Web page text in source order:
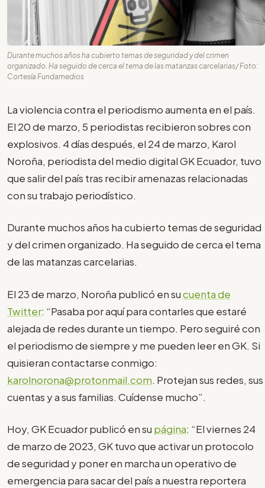
Durante muchos años ha cubierto temas de seguridad y del crimen
organizado. Ha seguido de cerca el tema de las matanzas carcelarias/ Foto:
Cortesía Fundamedios
La violencia contra el periodismo aumenta en el país.
El 20 de marzo, 5 periodistas recibieron sobres con
explosivos. 4 días después, el 24 de marzo, Karol
Noroña, periodista del medio digital GK Ecuador, tuvo
que salir del país tras recibir amenazas relacionadas
con su trabajo periodístico.
Durante muchos años ha cubierto temas de seguridad
y del crimen organizado. Ha seguido de cerca el tema
de las matanzas carcelarias.
El 23 de marzo, Noroña publicó en sucuenta de
Twitter: “Pasaba por aquí para contarles que estaré
alejada de redes durante un tiempo. Pero seguiré con
el periodismo de siempre y me pueden leer en GK. Si
quisieran contactarse conmigo:
karolnorona@protonmail.com. Protejan sus redes, sus
cuentas y a sus familias. Cuídense mucho”.
Hoy, GK Ecuador publicó en su página: “El viernes 24
de marzo de 2023, GK tuvo que activar un protocolo
de seguridad y poner en marcha un operativo de
emergencia para sacar del país a nuestra reportera